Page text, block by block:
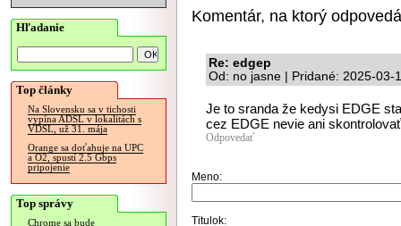
Hľadanie
Top články
Na Slovensku sa v tichosti
vypína ADSL v lokalitách s
VDSL, už 31. mája
Orange sa doťahuje na UPC
a O2, spustí 2.5 Gbps
pripojenie
Top správy
Chrome sa bude
Komentár, na ktorý
Re: edgep
Od: no jasne | Pridané: 2025-03-
Je to sranda že kedysi EDGE
cez EDGE nevie ani
Odpovedať
Meno:
Titulok: